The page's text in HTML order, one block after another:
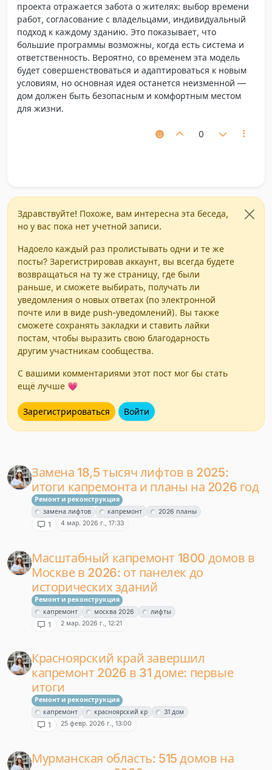
проекта отражается забота о жителях: выбор времени
работ, согласование с владельцами, индивидуальный
подход к каждому зданию. Это показывает, что
большие программы возможны, когда есть система и
ответственность. Вероятно, со временем эта модель
будет совершенствоваться и адаптироваться к новым
условиям, но основная идея останется неизменной —
дом должен быть безопасным и комфортным местом
для жизни.
0
Здравствуйте! Похоже, вам интересна эта беседа,
но у вас пока нет учетной записи.
Надоело каждый раз пролистывать одни и те же
посты? Зарегистрировав аккаунт, вы всегда будете
возвращаться на ту же страницу, где были
раньше, и сможете выбирать, получать ли
уведомления о новых ответах (по электронной
почте или в виде push-уведомлений). Вы также
сможете сохранять закладки и ставить лайки
постам, чтобы выразить свою благодарность
другим участникам сообщества.
С вашими комментариями этот пост мог бы стать
ещё лучше 💗
Зарегистрироваться Войти
Замена 18,5 тысяч лифтов в 2025:
итоги капремонта и планы на 2026 год
Ремонт и реконструкция
замена лифтов
капремонт 2026 планы
1 4 мар. 2026 г., 17:33
Масштабный капремонт 1800 домов в
Москве в 2026: от панелек до
исторических зданий
Ремонт и реконструкция
капремонт
москва 2026 лифты
1 2 мар. 2026 г., 12:21
Красноярский край завершил
капремонт 2026 в 31 доме: первые
итоги
Ремонт и реконструкция
капремонт
красноярский кр 31 дом
1 25 февр. 2026 г., 13:00
Мурманская область: 515 домов на